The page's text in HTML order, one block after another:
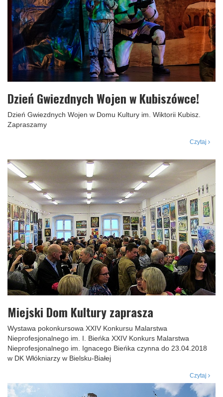
Dzień Gwiezdnych Wojen w Kubiszówce!
Dzień Gwiezdnych Wojen w Domu Kultury im. Wiktorii Kubisz.
Zapraszamy
Czytaj
Miejski Dom Kultury zaprasza
Wystawa pokonkursowa XXIV Konkursu Malarstwa
Nieprofesjonalnego im. I. Bieńka XXIV Konkurs Malarstwa
Nieprofesjonalnego im. Ignacego Bieńka czynna do 23.04.2018
w DK Włókniarzy w Bielsku-Białej
Czytaj